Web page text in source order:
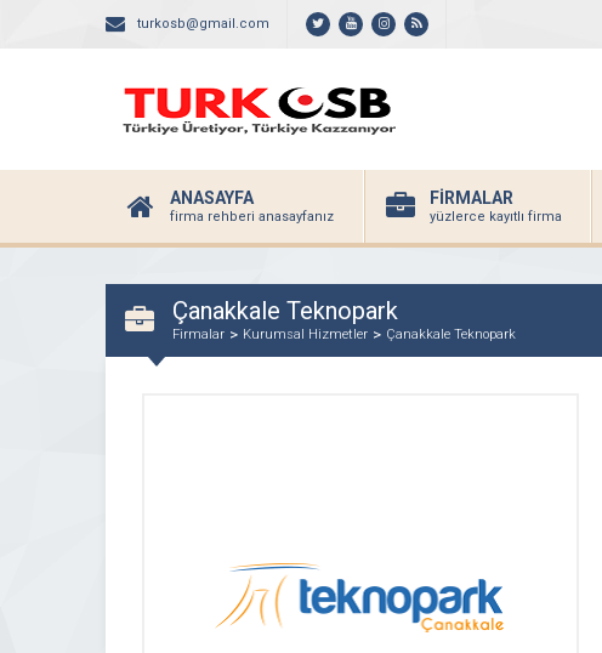
turkosb@gmail.com
ANASAYFA
firma rehberi anasayfanız
FİRMALAR
yüzlerce kayıtlı firma
Çanakkale Teknopark
Firmalar Kurumsal Hizmetler Çanakkale Teknopark